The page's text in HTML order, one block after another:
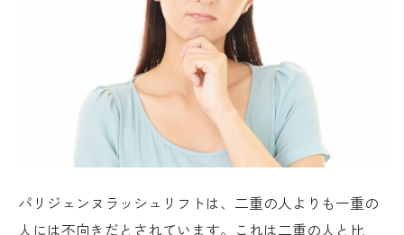
パリジェンヌラッシュリフトは、二重の人よりも一重の
人には不向きだとされています。これは二重の人と比